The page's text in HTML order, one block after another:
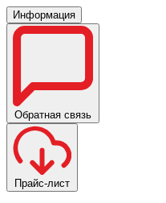
Информация
Обратная связь
Прайс-лист